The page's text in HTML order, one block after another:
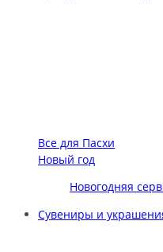
Все для Пасхи
Новый год
Новогодняя
Сувениры и